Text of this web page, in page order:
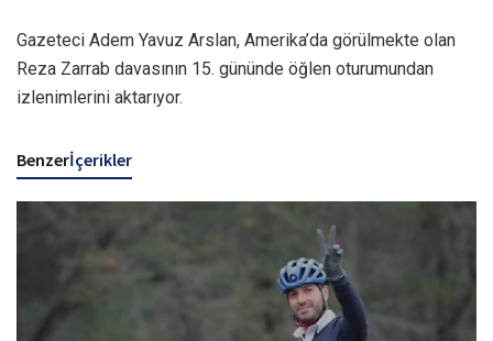
Gazeteci Adem Yavuz Arslan, Amerika’da görülmekte olan
Reza Zarrab davasının 15. gününde öğlen oturumundan
izlenimlerini aktarıyor.
Benzerİçerikler